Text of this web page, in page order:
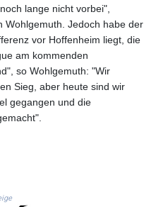
1509.981531
141.789703
0.857481
183.165198
0.818473
182.195114
492.911771
lange nicht vorbei",
Wohlgemuth. Jedoch habe der
vor Hoffenheim liegt, die
am kommenden
so Wohlgemuth: "Wir
Sieg, aber heute sind wir
gegangen und die